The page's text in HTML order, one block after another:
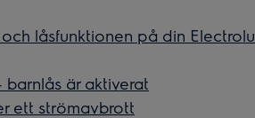
låsfunktionen på din
är aktiverat
ett strömavbrott